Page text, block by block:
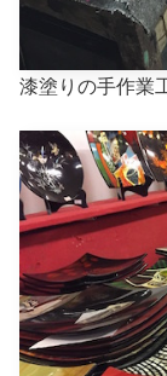
漆塗りの手作業